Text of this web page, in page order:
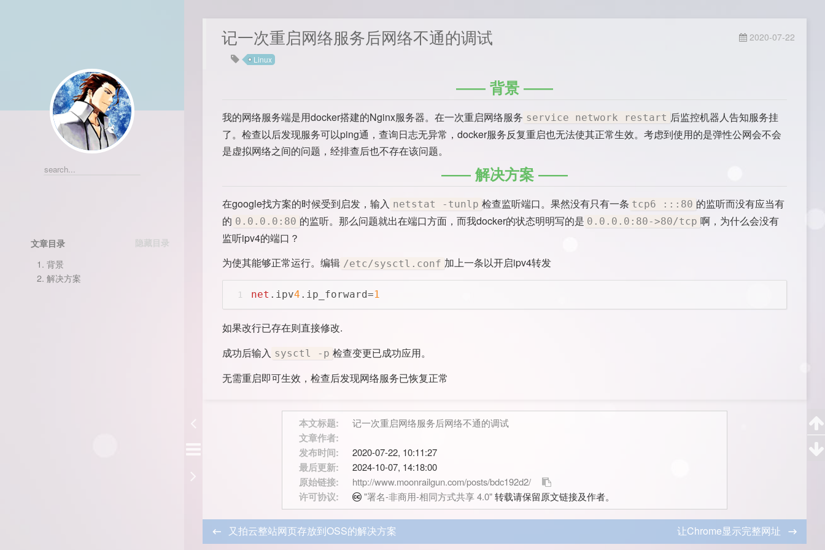
2020-07-22
记一次重启网络服务后网络不通的调试
Linux
背景
我的网络服务端是用docker搭建的Nginx服务器。在一次重启网络服务 service network restart 后监控机器人告知服务挂
了。检查以后发现服务可以ping通，查询日志无异常，docker服务反复重启也无法使其正常生效。考虑到使用的是弹性公网会不会
是虚拟网络之间的问题，经排查后也不存在该问题。
解决方案
在google找方案的时候受到启发，输入 netstat -tunlp 检查监听端口。果然没有只有一条 tcp6 :::80 的监听而没有应当有
的 0.0.0.0:80 的监听。那么问题就出在端口方面，而我docker的状态明明写的是 0.0.0.0:80->80/tcp 啊，为什么会没有
监听ipv4的端口？
为使其能够正常运行。编辑 /etc/sysctl.conf 加上一条以开启ipv4转发
1 net .ipv4 .ip_forward=1
如果改行已存在则直接修改.
成功后输入 sysctl -p 检查变更已成功应用。
无需重启即可生效，检查后发现网络服务已恢复正常
本文标题: 记一次重启网络服务后网络不通的调试
文章作者:
发布时间:
2020-07-22, 10:11:27
最后更新: 2024-10-07, 14:18:00
原始链接: http://www.moonrailgun.com/posts/bdc192d2/
许可协议: "署名-非商用-相同方式共享 4.0"转载请保留原文链接及作者。
又拍云整站网页存放到OSS的解决方案 让Chrome显示完整网址
文章目录
1. 背景
2. 解决方案